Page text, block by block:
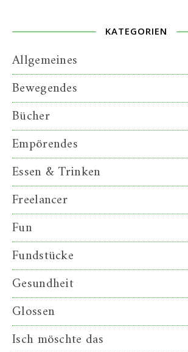
KATEGORIEN
Allgemeines
Bewegendes
Bücher
Empörendes
Essen & Trinken
Freelancer
Fun
Fundstücke
Gesundheit
Glossen
Isch möschte das